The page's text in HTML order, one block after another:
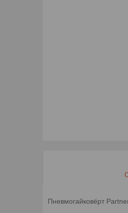
Пневмогайковёрт